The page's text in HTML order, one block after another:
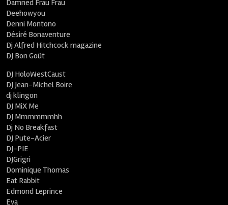
Damned Frau Frau
Deehowyou
Denni Montono
Désiré Bonaventure
Dj Alfred Hitchcock magazine
DJ Bon Goût
DJ HoloWestCaust
DJ Jean-Michel Boire
dj klingon
DJ MiX Me
DJ Mmmmmmhh
Dj No Breakfast
DJ Pute-Acier
DJ-PIE
DJGrigri
Dominique Thomas
Eat Rabbit
Edmond Leprince
Eva